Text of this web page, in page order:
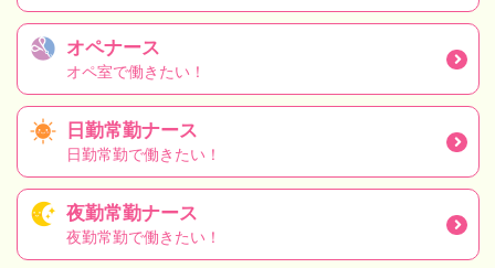
オペナース
オペ室で働きたい！
日勤常勤ナース
日勤常勤で働きたい！
夜勤常勤ナース
夜勤常勤で働きたい！